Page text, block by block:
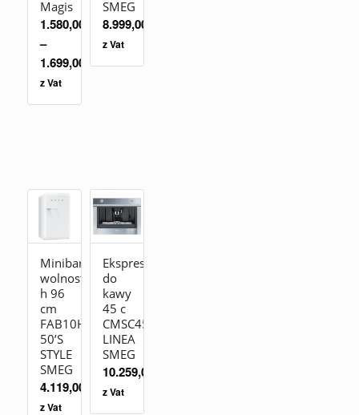
Magis
1.580,00
–
1.699,00 zł
z Vat
SMEG
8.999,00
z Vat
Minibar
wolnostojąca
h 96
cm
FAB10HRWH2
50’S
STYLE
SMEG
4.119,00
z Vat
Ekspres
do
kawy
45 c
CMSC451
LINEA
SMEG
10.259,00
z Vat